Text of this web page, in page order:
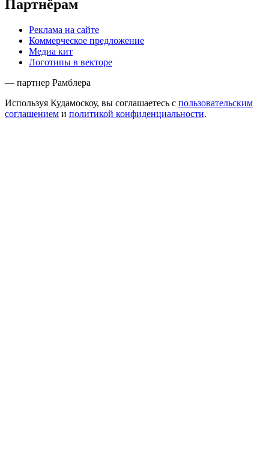
Партнёрам
Реклама на сайте
Коммерческое предложение
Медиа кит
Логотипы в векторе
— партнер Рамблера
Используя Кудамоскоу, вы соглашаетесь с пользовательским
соглашением и политикой конфиденциальности.